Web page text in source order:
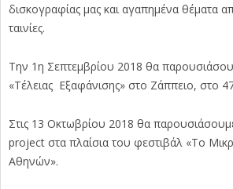
δισκογραφίας μας και αγαπημένα θέματα
ταινίες.
Την 1η Σεπτεμβρίου 2018 θα
«Τέλειας Εξαφάνισης» στο Ζάππειο, στο
Στις 13 Οκτωβρίου 2018 θα
project στα πλαίσια του φεστιβάλ «Το
Αθηνών».